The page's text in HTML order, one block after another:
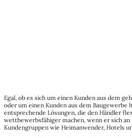
Egal, ob es sich um einen Kunden aus dem
oder um einen Kunden aus dem Baugewerbe
entsprechende Lösungen, die den Händler
wettbewerbsfähiger machen, wenn er sich
Kundengruppen wie Heimanwender, Hotels